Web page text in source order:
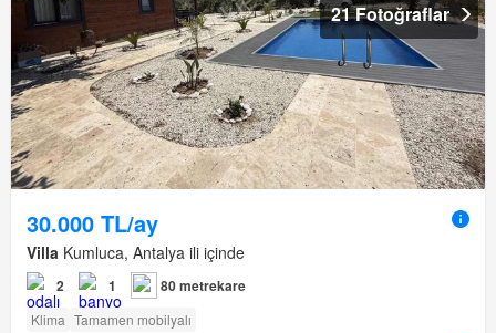
21 Fotoğraflar
30.000 TL/ay
Villa Kumluca, Antalya ili içinde
2 1 80 metrekare
Klima Tamamen mobilyalı